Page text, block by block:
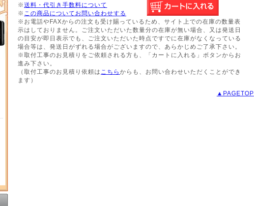
※送料・代引き手数料について
※ この商品についてお問い合わせする
※お電話やFAXからの注文も受け賜っているため、サイト上での在庫の数量表
示はしておりません。ご注文いただいた数量分の在庫が無い場合、又は発送日
の目安が即日表示でも、ご注文いただいた時点ですでに在庫がなくなっている
場合等は、発送日がずれる場合がございますので、あらかじめご了承下さい。
※取付工事のお見積りをご依頼される方も、「カートに入れる」ボタンからお
進み下さい。
（取付工事のお見積り依頼は こちら からも、お問い合わせいただくことができ
ます）
▲PAGETOP